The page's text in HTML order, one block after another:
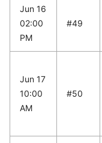
Jun 16
02:00
PM
#49
Jun 17
10:00
AM
#50